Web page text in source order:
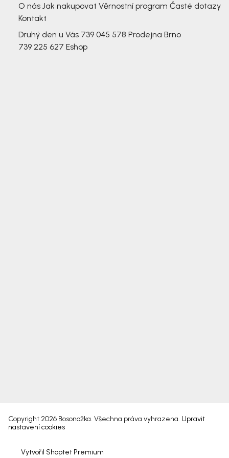
O nás Jak nakupovat Věrnostní program Časté dotazy
Kontakt
Druhý den u Vás 739 045 578 Prodejna Brno
739 225 627 Eshop
Vytvořil Shoptet Premium
Copyright 2026 Bosonožka. Všechna práva vyhrazena. Upravit
nastavení cookies